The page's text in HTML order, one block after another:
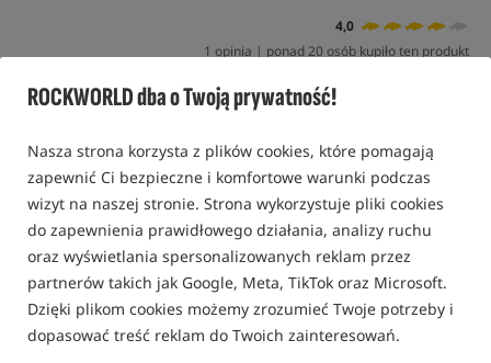
ROCKWORLD dba o Twoją prywatność!
Nasza strona korzysta z plików cookies, które pomagają
zapewnić Ci bezpieczne i komfortowe warunki podczas
wizyt na naszej stronie. Strona wykorzystuje pliki cookies
do zapewnienia prawidłowego działania, analizy ruchu
oraz wyświetlania spersonalizowanych reklam przez
partnerów takich jak Google, Meta, TikTok oraz Microsoft.
Dzięki plikom cookies możemy zrozumieć Twoje potrzeby i
dopasować treść reklam do Twoich zainteresowań.
4,0
1 opinia | ponad 20 osób kupiło ten produkt
Promocja